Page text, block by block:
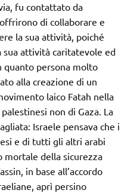
fu contattato da
di collaborare e
la sua attività, poiché
sua attività caritatevole ed
quanto persona molto
alla creazione di un
laico Fatah nella
non di Gaza. La
Israele pensava che i
e di tutti gli altri arabi
mortale della sicurezza
in base all’accordo
aprì persino